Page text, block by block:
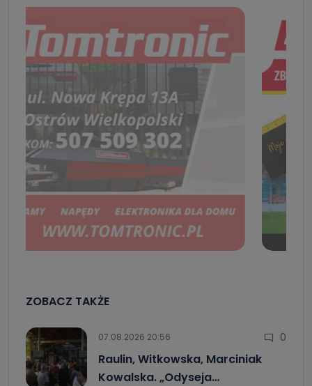
ZOBACZ TAKŻE
07.08.2026 20:56 0
Raulin, Witkowska, Marciniak
Kowalska. „Odyseja…